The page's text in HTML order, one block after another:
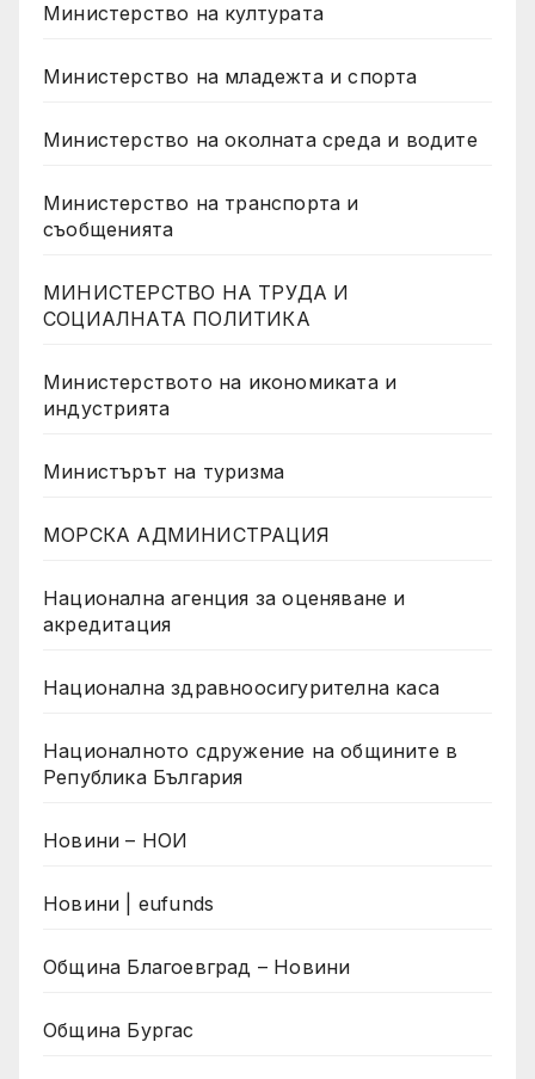
Министерство на културата
Министерство на младежта и спорта
Министерство на околната среда и водите
Министерство на транспорта и
съобщенията
МИНИСТЕРСТВО НА ТРУДА И
СОЦИАЛНАТА ПОЛИТИКА
Министерството на икономиката и
индустрията
Министърът на туризма
МОРСКА АДМИНИСТРАЦИЯ
Национална агенция за оценяване и
акредитация
Национална здравноосигурителна каса
Националното сдружение на общините в
Република България
Новини – НОИ
Новини | eufunds
Община Благоевград – Новини
Община Бургас